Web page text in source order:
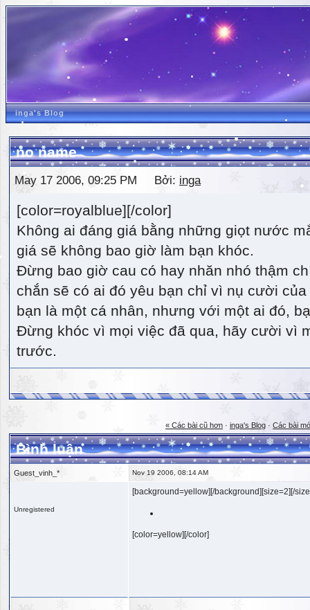
inga's Blog
no name
May 17 2006, 09:25 PM Bởi: inga
[color=royalblue][/color]
Không ai đáng giá bằng những giọt nước
giá sẽ không bao giờ làm bạn khóc.
Đừng bao giờ cau có hay nhăn nhó thậm
chắn sẽ có ai đó yêu bạn chỉ vì nụ cười
bạn là một cá nhân, nhưng với một ai đó,
Đừng khóc vì mọi việc đã qua, hãy cười vì
trước.
« Các bài cũ hơn · inga's Blog · Các bài
Bình luận
Guest_vinh_* Nov 19 2006, 08:14 AM
Unregistered
[background=yellow][/background][size=2][/
[color=yellow][/color]